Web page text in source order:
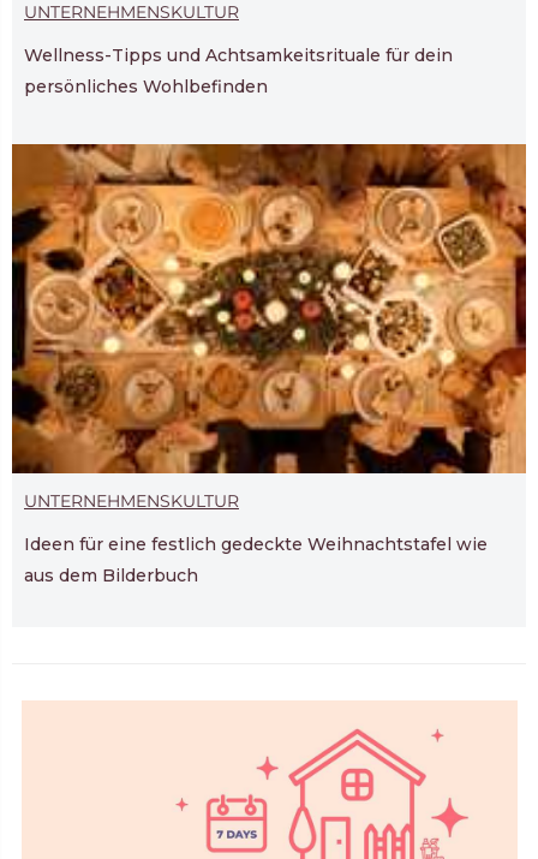
UNTERNEHMENSKULTUR
Wellness-Tipps und Achtsamkeitsrituale für dein
persönliches Wohlbefinden
UNTERNEHMENSKULTUR
Ideen für eine festlich gedeckte Weihnachtstafel wie
aus dem Bilderbuch